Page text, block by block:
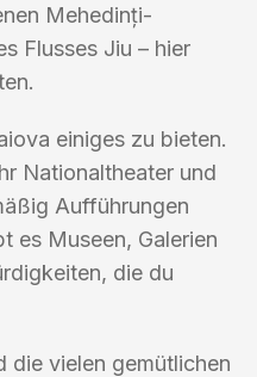
Mehedinți-
Flusses Jiu – hier
einiges zu bieten.
Nationaltheater und
Aufführungen
es Museen, Galerien
die du
die vielen gemütlichen